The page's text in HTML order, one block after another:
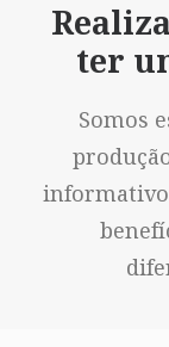
ter
Somos